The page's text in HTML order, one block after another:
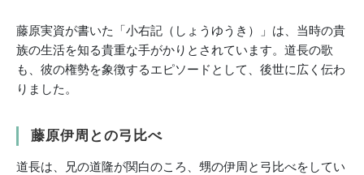
藤原実資が書いた「小右記（しょうゆうき）」は、当時の貴
族の生活を知る貴重な手がかりとされています。道長の歌
も、彼の権勢を象徴するエピソードとして、後世に広く伝わ
りました。
藤原伊周との弓比べ
道長は、兄の道隆が関白のころ、甥の伊周と弓比べをしてい